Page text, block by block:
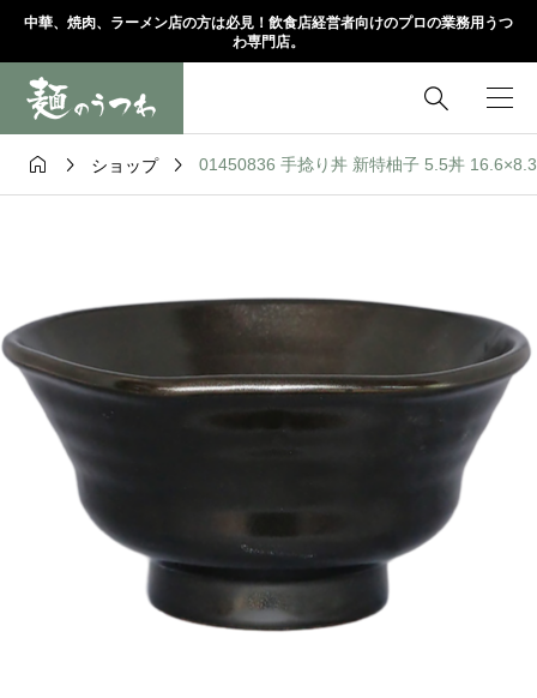
中華、焼肉、ラーメン店の方は必見！飲食店経営者向けのプロの業務用うつ
わ専門店。

  ショップ  01450836 手捻り丼 新特柚子 5.5丼